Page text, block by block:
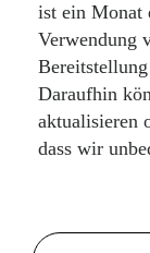
ist ein Monat
Verwendung
Daraufhin
aktualisieren
dass wir